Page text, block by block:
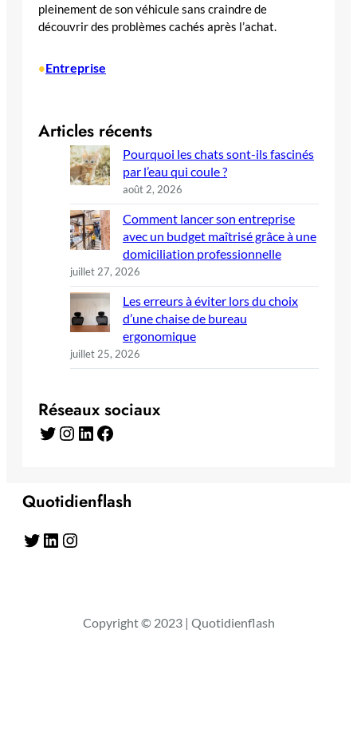
pleinement de son véhicule sans craindre de
découvrir des problèmes cachés après l’achat.
•Entreprise
Articles récents
Pourquoi les chats sont-ils fascinés
par l’eau qui coule ?
août 2, 2026
Comment lancer son entreprise
avec un budget maîtrisé grâce à une
domiciliation professionnelle
juillet 27, 2026
Les erreurs à éviter lors du choix
d’une chaise de bureau
ergonomique
juillet 25, 2026
Réseaux sociaux
Twitter Instagram LinkedIn Facebook
Quotidienflash
Twitter LinkedIn Instagram
Copyright © 2023 | Quotidienflash